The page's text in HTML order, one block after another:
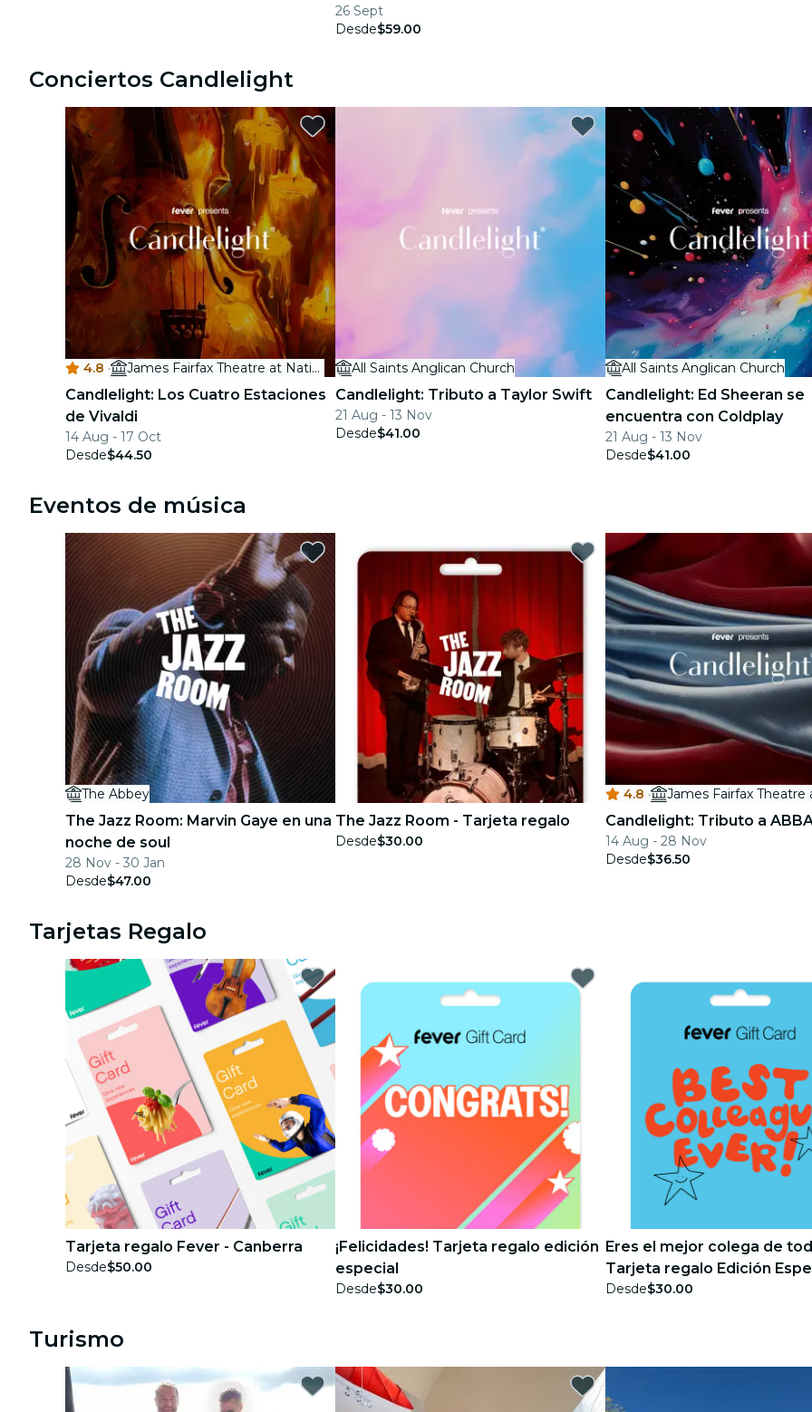
26 Sept
Desde$59.00
Conciertos Candlelight
4.8 · James Fairfax Theatre at National Gallery of Australia
Candlelight: Los Cuatro Estaciones
de Vivaldi
14 Aug - 17 Oct
Desde$44.50
All Saints Anglican Church
Candlelight: Tributo a Taylor Swift
21 Aug - 13 Nov
Desde$41.00
All Saints Anglican Church
Candlelight: Ed Sheeran se
encuentra con Coldplay
21 Aug - 13 Nov
Desde$41.00
Eventos de música
The Abbey
The Jazz Room: Marvin Gaye en una
noche de soul
28 Nov - 30 Jan
Desde$47.00
The Jazz Room - Tarjeta regalo
Desde$30.00
4.8 ·
Candlelight: Tributo a
14 Aug - 28 Nov
Desde$36.50
Tarjetas Regalo
Tarjeta regalo Fever - Canberra
Desde$50.00
¡Felicidades! Tarjeta regalo edición
especial
Desde$30.00
Eres el mejor colega de
Tarjeta regalo Edición
Desde$30.00
Turismo